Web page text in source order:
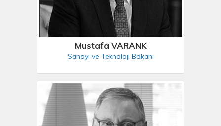
Mustafa VARANK
Sanayi ve Teknoloji Bakanı